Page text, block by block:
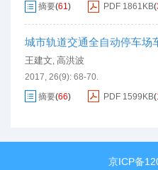
摘要(61 ) PDF 1861KB(
城市轨道交通全自动停车场
王建文 高洪波
2017, 26(9): 68-70.
摘要(66) PDF 1599KB(
京ICP备